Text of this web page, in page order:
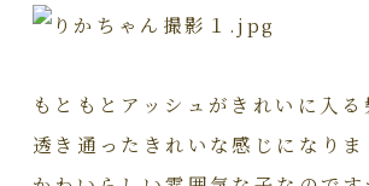
もともとアッシュがきれいに入る
透き通ったきれいな感じになりま